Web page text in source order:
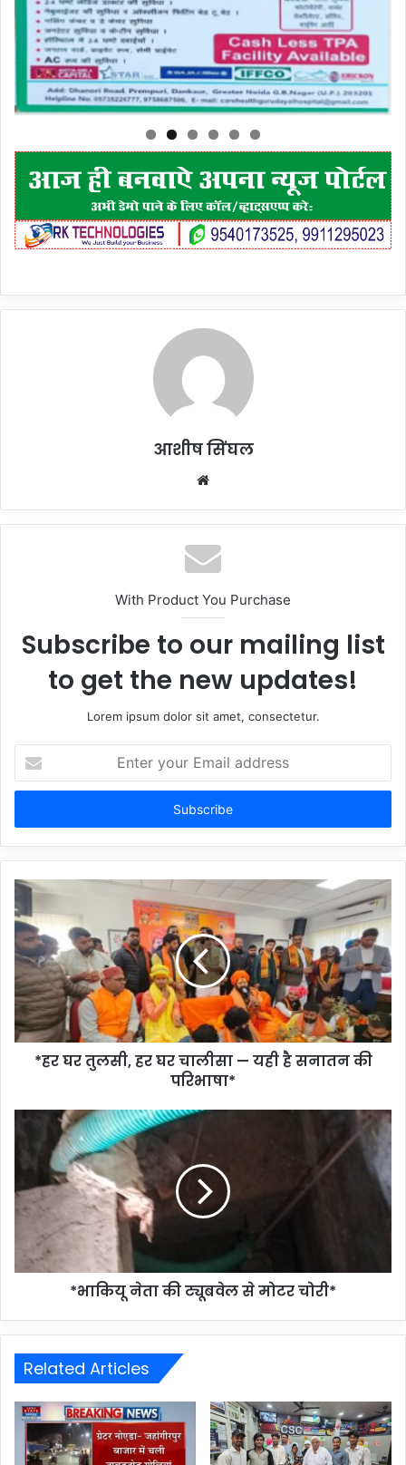
आशीष सिंघल
Website
With Product You Purchase
Subscribe to our mailing list
to get the new updates!
Lorem ipsum dolor sit amet, consectetur.
your
Email
*हर घर तुलसी, हर घर चालीसा — यही है सनातन की
परिभाषा*
*भाकियू नेता की ट्यूबवेल से मोटर चोरी*
Related Articles